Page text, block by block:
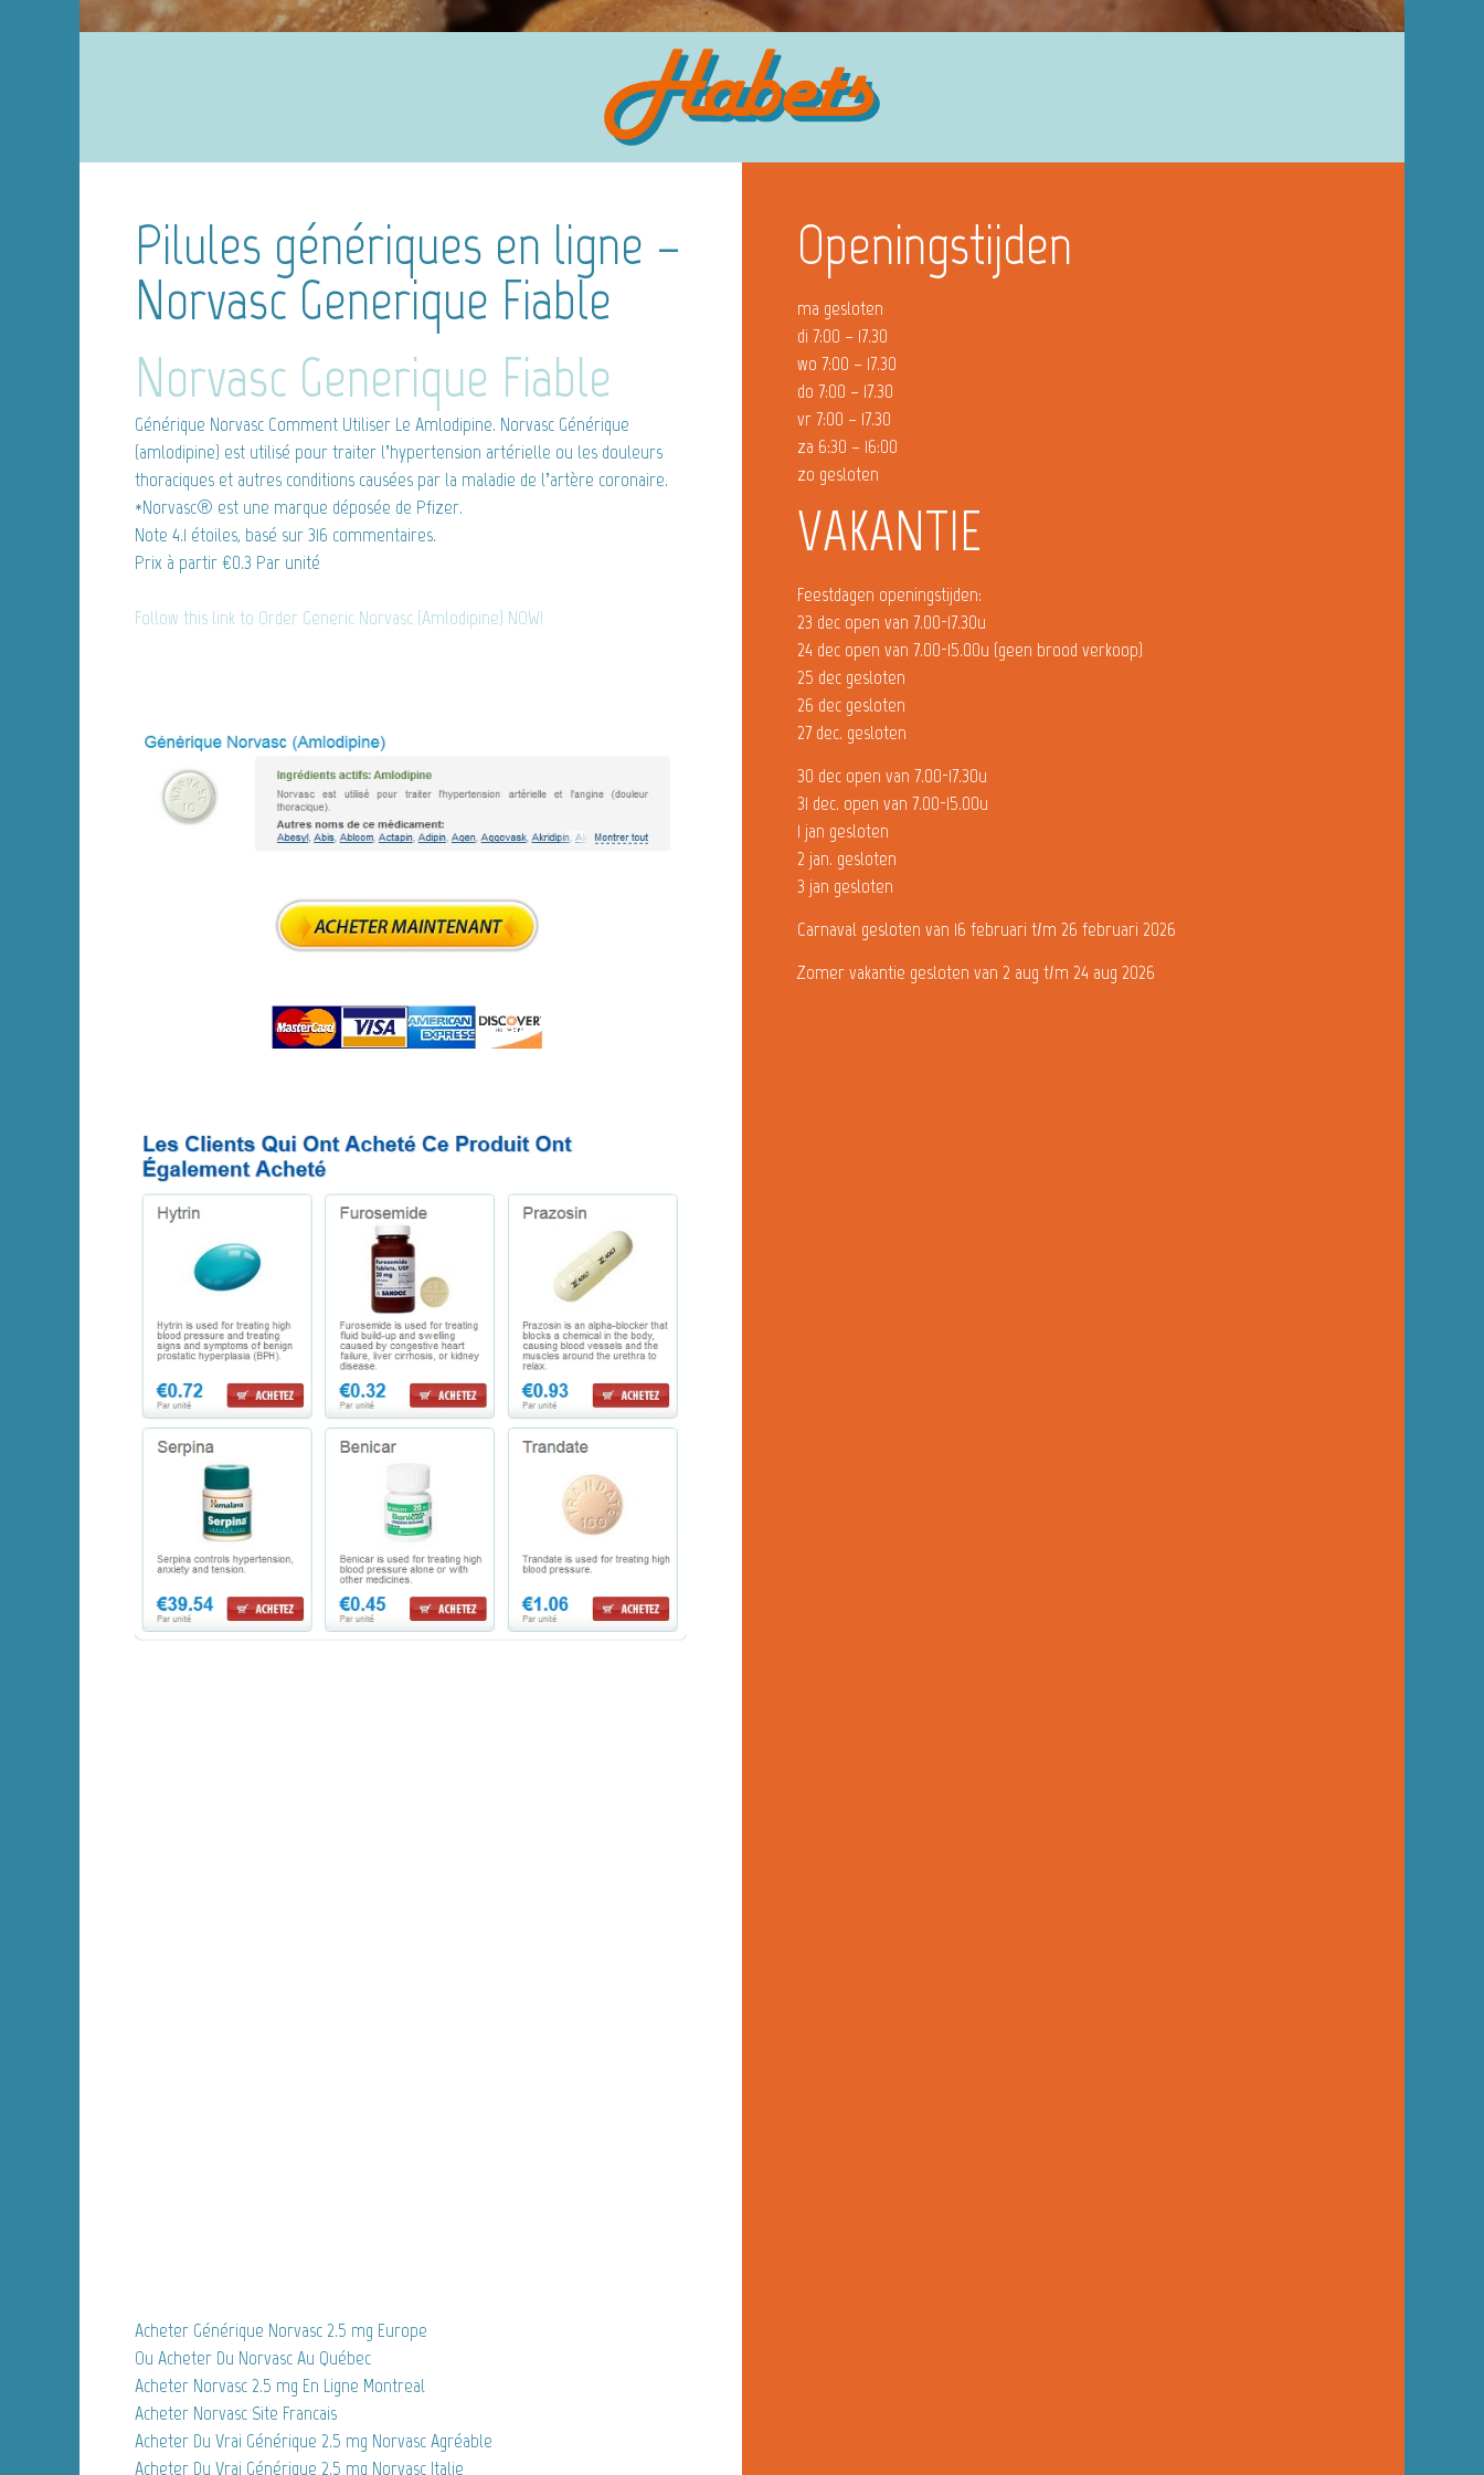
Pilules génériques en ligne –
Norvasc Generique Fiable
Norvasc Generique Fiable
Générique Norvasc Comment Utiliser Le Amlodipine. Norvasc Générique
(amlodipine) est utilisé pour traiter l’hypertension artérielle ou les douleurs
thoraciques et autres conditions causées par la maladie de l’artère coronaire.
*Norvasc® est une marque déposée de Pfizer.
Note 4.1 étoiles, basé sur316 commentaires.
Prix à partir€0.3 Par unité
Follow this link to Order Generic Norvasc (Amlodipine) NOW!
Acheter Générique Norvasc 2.5 mg Europe
Ou Acheter Du Norvasc Au Québec
Acheter Norvasc 2.5 mg En Ligne Montreal
Acheter Norvasc Site Francais
Acheter Du Vrai Générique 2.5 mg Norvasc Agréable
Acheter Du Vrai Générique 2.5 mg Norvasc Italie
Openingstijden
ma gesloten
di 7:00 – 17.30
wo 7:00 – 17.30
do 7:00 – 17.30
vr 7:00 – 17.30
za 6:30 – 16:00
zo gesloten
VAKANTIE
Feestdagen openingstijden:
23 dec open van 7.00-17.30u
24 dec open van 7.00-15.00u (geen brood verkoop)
25 dec gesloten
26 dec gesloten
27 dec. gesloten
30 dec open van 7.00-17.30u
31 dec. open van 7.00-15.00u
1 jan gesloten
2 jan. gesloten
3 jan gesloten
Carnaval gesloten van 16 februari t/m 26 februari 2026
Zomer vakantie gesloten van 2 aug t/m 24 aug 2026